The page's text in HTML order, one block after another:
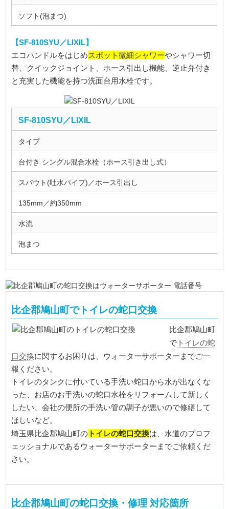
ソフト(泡まつ)
【SF-810SYU／LIXIL】
エコハンドルをはじめスポット微細シャワーやシャワー切
替、クイックジョイント、ホース引出し機能、逆止弁付き
と充実した機能を持つ洗面台用水栓です。
SF-810SYU／LIXIL
タイプ
台付き シングル混合水栓（ホース引き出し式）
スパウト(吐水パイプ)／ホース引出し
135mm／約350mm
水流
泡まつ
比企郡鳩山町でトイレの蛇口交換
比企郡鳩山町
で トイレの蛇
口交換に関するお困りは、ウォーターサポーターまでご一
報ください。
トイレのタンクに付いている手洗い蛇口から水が出なくな
った、お店のお手洗いの蛇口水栓をリフォームして新しく
したい、会社の便所の手洗い管の調子が悪いので修繕して
ほしいなど。
埼玉県比企郡鳩山町の トイレの蛇口交換は、水道のプロフ
ェッショナルであるウォーターサポーターまでご依頼くだ
さい。
比企郡鳩山町の蛇口交換・修理 対応箇所